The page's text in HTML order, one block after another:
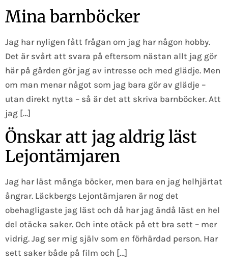
Mina barnböcker
Jag har nyligen fått frågan om jag har någon hobby.
Det är svårt att svara på eftersom nästan allt jag gör
här på gården gör jag av intresse och med glädje. Men
om man menar något som jag bara gör av glädje –
utan direkt nytta – så är det att skriva barnböcker. Att
jag […]
Önskar att jag aldrig läst
Lejontämjaren
Jag har läst många böcker, men bara en jag helhjärtat
ångrar. Läckbergs Lejontämjaren är nog det
obehagligaste jag läst och då har jag ändå läst en hel
del otäcka saker. Och inte otäck på ett bra sett – mer
vidrig. Jag ser mig själv som en förhärdad person. Har
sett saker både på film och […]